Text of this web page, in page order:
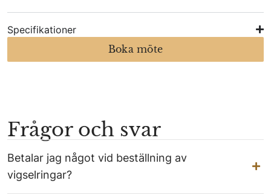
Specifikationer
Boka möte
Frågor och svar
Betalar jag något vid beställning av
vigselringar?